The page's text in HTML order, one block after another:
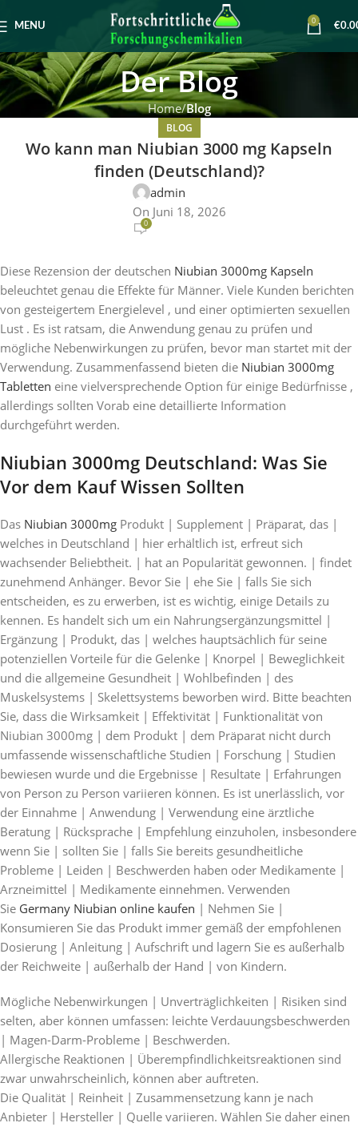
MENU
0
€
Der Blog
Home Blog
BLOG
Wo kann man Niubian 3000 mg Kapseln
finden (Deutschland)?
admin
On Juni 18, 2026
0
Diese Rezension der deutschen Niubian 3000mg Kapseln
beleuchtet genau die Effekte für Männer. Viele Kunden berichten
von gesteigertem Energielevel , und einer optimierten sexuellen
Lust . Es ist ratsam, die Anwendung genau zu prüfen und
mögliche Nebenwirkungen zu prüfen, bevor man startet mit der
Verwendung. Zusammenfassend bieten die Niubian 3000mg
Tabletten eine vielversprechende Option für einige Bedürfnisse ,
allerdings sollten Vorab eine detaillierte Information
durchgeführt werden.
Niubian 3000mg Deutschland: Was Sie
Vor dem Kauf Wissen Sollten
Das Niubian 3000mg Produkt | Supplement | Präparat, das |
welches in Deutschland | hier erhältlich ist, erfreut sich
wachsender Beliebtheit. | hat an Popularität gewonnen. | findet
zunehmend Anhänger. Bevor Sie | ehe Sie | falls Sie sich
entscheiden, es zu erwerben, ist es wichtig, einige Details zu
kennen. Es handelt sich um ein Nahrungsergänzungsmittel |
Ergänzung | Produkt, das | welches hauptsächlich für seine
potenziellen Vorteile für die Gelenke | Knorpel | Beweglichkeit
und die allgemeine Gesundheit | Wohlbefinden | des
Muskelsystems | Skelettsystems beworben wird. Bitte beachten
Sie, dass die Wirksamkeit | Effektivität | Funktionalität von
Niubian 3000mg | dem Produkt | dem Präparat nicht durch
umfassende wissenschaftliche Studien | Forschung | Studien
bewiesen wurde und die Ergebnisse | Resultate | Erfahrungen
von Person zu Person variieren können. Es ist unerlässlich, vor
der Einnahme | Anwendung | Verwendung eine ärztliche
Beratung | Rücksprache | Empfehlung einzuholen, insbesondere
wenn Sie | sollten Sie | falls Sie bereits gesundheitliche
Probleme | Leiden | Beschwerden haben oder Medikamente |
Arzneimittel | Medikamente einnehmen. Verwenden
Sie Germany Niubian online kaufen | Nehmen Sie |
Konsumieren Sie das Produkt immer gemäß der empfohlenen
Dosierung | Anleitung | Aufschrift und lagern Sie es außerhalb
der Reichweite | außerhalb der Hand | von Kindern.
Mögliche Nebenwirkungen | Unverträglichkeiten | Risiken sind
selten, aber können umfassen: leichte Verdauungsbeschwerden
| Magen-Darm-Probleme | Beschwerden.
Allergische Reaktionen | Überempfindlichkeitsreaktionen sind
zwar unwahrscheinlich, können aber auftreten.
Die Qualität | Reinheit | Zusammensetzung kann je nach
Anbieter | Hersteller | Quelle variieren. Wählen Sie daher einen